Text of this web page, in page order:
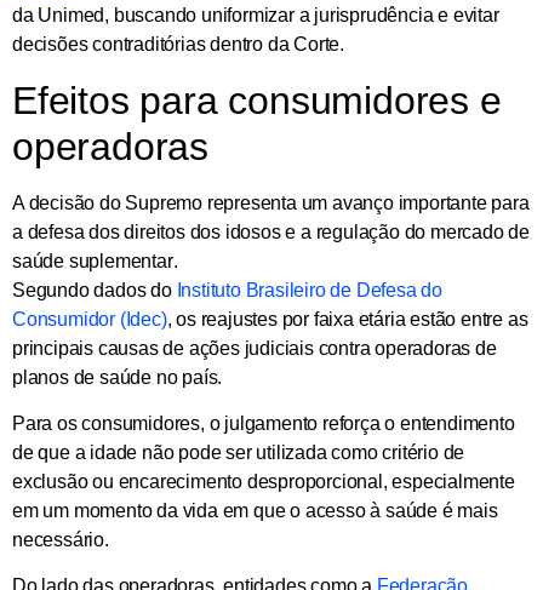
da Unimed, buscando uniformizar a jurisprudência e evitar
decisões contraditórias dentro da Corte.
Efeitos para consumidores e
operadoras
A decisão do Supremo representa um avanço importante para
a defesa dos direitos dos idososea regulação do mercado de
saúde suplementar.
Segundo dados do Instituto Brasileiro de Defesa do
Consumidor (Idec), os reajustes por faixa etária estão entre as
principais causas de ações judiciais contra operadoras de
planos de saúde no país.
Para os consumidores, o julgamento reforça o entendimento
de que a idade não pode ser utilizada como critério de
exclusão ou encarecimento desproporcional , especialmente
em um momento da vida em que o acesso à saúde é mais
necessário.